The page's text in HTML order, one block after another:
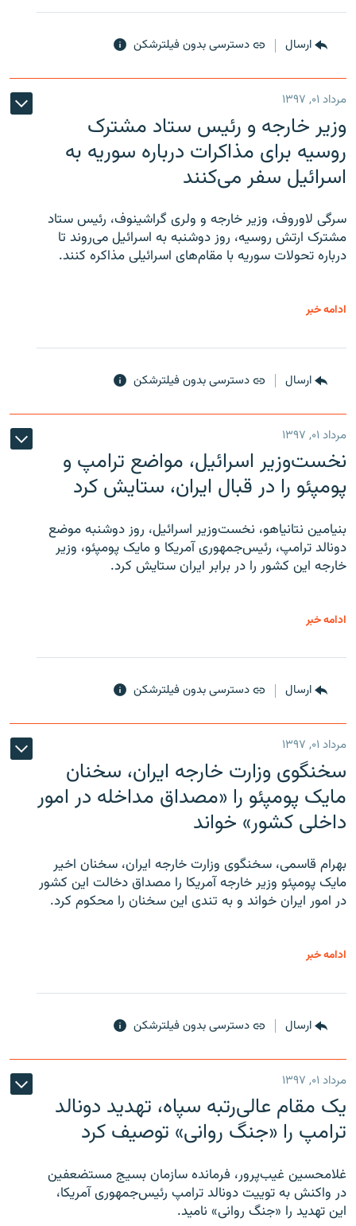
ارسال دسترسی بدون فیلترشکن
مرداد ۰۱, ۱۳۹۷
وزیر خارجه و رئیس‌ ستاد مشترک
روسیه برای مذاکرات درباره سوریه به
اسرائیل سفر می‌کنند
سرگی لاوروف، وزیر خارجه و ولری گراشینوف، رئیس ستاد
مشترک ارتش روسیه، روز دوشنبه به اسرائیل می‌روند تا
درباره تحولات سوریه با مقام‌های اسرائیلی مذاکره کنند.
ادامه خبر
ارسال دسترسی بدون فیلترشکن
مرداد ۰۱, ۱۳۹۷
نخست‌وزیر اسرائیل، مواضع ترامپ و
پومپئو را در قبال ایران، ستایش کرد
بنیامین نتانیاهو، نخست‌وزیر اسرائیل، روز دوشنبه موضع
دونالد ترامپ، رئیس‌جمهوری آمریکا و مایک پومپئو، وزیر
خارجه این کشور را در برابر ایران ستایش کرد.
ادامه خبر
ارسال دسترسی بدون فیلترشکن
مرداد ۰۱, ۱۳۹۷
سخنگوی وزارت خارجه ایران، سخنان
مایک پومپئو را «مصداق مداخله در امور
داخلی کشور» خواند
بهرام قاسمی، سخنگوی وزارت خارجه ایران، سخنان اخیر
مایک پومپئو وزیر خارجه آمریکا را مصداق دخالت این کشور
در امور ایران خواند و به تندی این سخنان را محکوم کرد.
ادامه خبر
ارسال دسترسی بدون فیلترشکن
مرداد ۰۱, ۱۳۹۷
یک مقام عالی‌رتبه سپاه، تهدید دونالد
ترامپ را «جنگ روانی» توصیف کرد
غلامحسین غیب‌پرور، فرمانده سازمان بسیج مستضعفین
در واکنش به توییت دونالد ترامپ رئیس‌جمهوری آمریکا،
این تهدید را «جنگ روانی» نامید.